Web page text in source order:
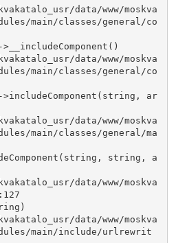
main/classes/general/co
main/classes/general/co
>includeComponent(string, ar
main/classes/general/ma
string, a
main/include/urlrewrit